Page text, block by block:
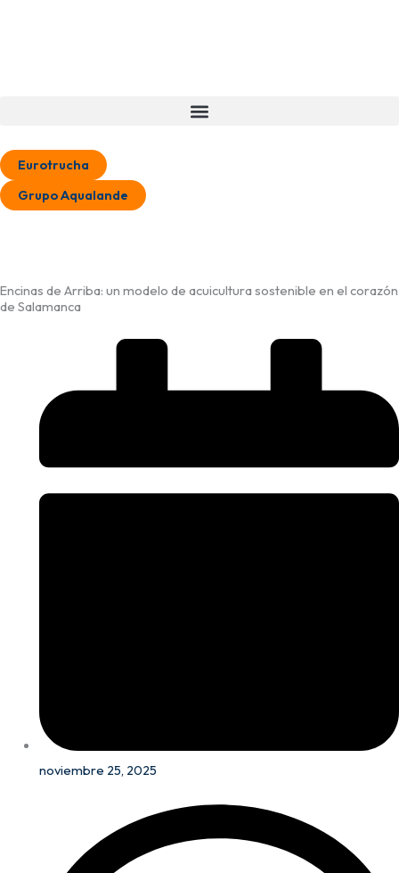
Eurotrucha
Grupo Aqualande
Encinas de Arriba: un modelo de acuicultura sostenible en el corazón
de Salamanca
noviembre 25, 2025